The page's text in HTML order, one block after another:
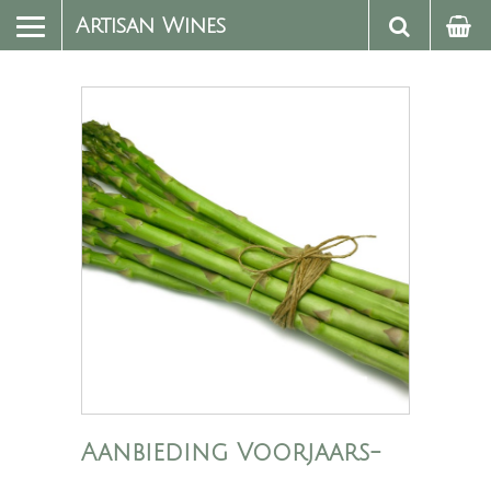
Artisan Wines
Aanbieding Voorjaars-